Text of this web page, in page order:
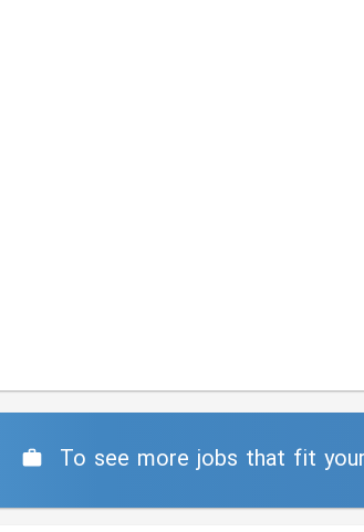
To see more jobs that fit